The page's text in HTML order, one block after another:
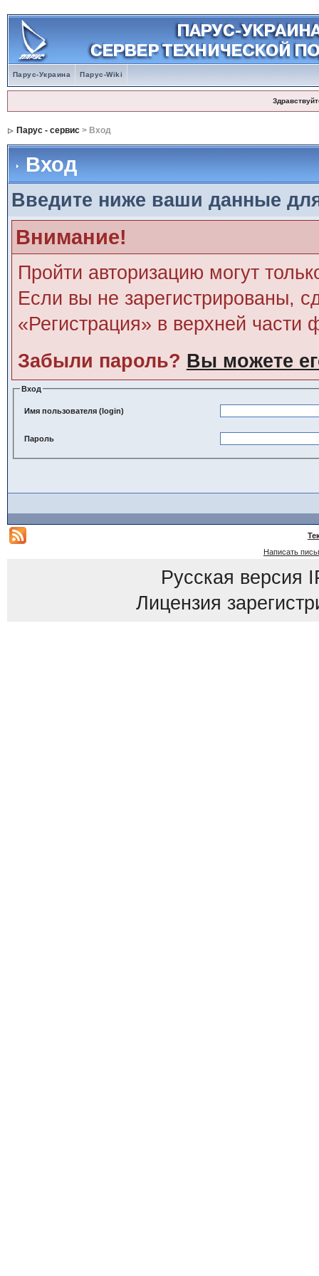
Парус-Украина Парус-Wiki
Парус - сервис> Вход
Вход
Введите ниже ваши данные
Внимание!
Пройти авторизацию могут
Если вы не зарегистрированы,
«Регистрация» в верхней части
Забыли пароль? Вы можете
Вход
Имя пользователя (login)
Пароль
Написать
Русская версия
Лицензия